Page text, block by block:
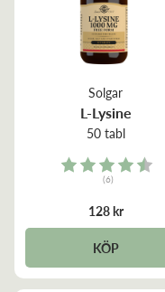
Solgar
L-Lysine
50 tabl
Rating:
(6)
128 kr
KÖP